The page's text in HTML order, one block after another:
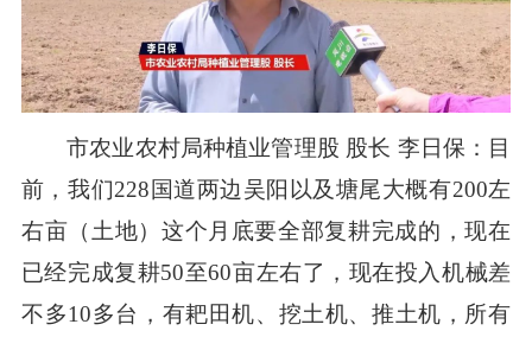
市农业农村局种植业管理股 股长 李日保：目
前，我们228国道两边吴阳以及塘尾大概有200左
右亩（土地）这个月底要全部复耕完成的，现在
已经完成复耕50至60亩左右了，现在投入机械差
不多10多台，有耙田机、挖土机、推土机，所有